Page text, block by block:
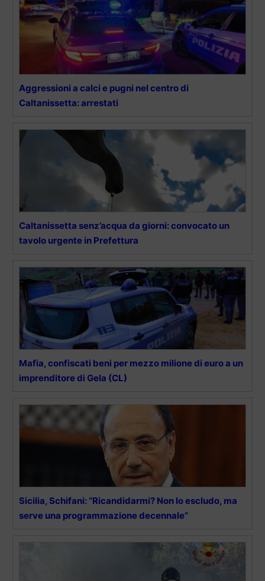
Aggressioni a calci e pugni nel centro di
Caltanissetta: arrestati
Caltanissetta senz’acqua da giorni: convocato un
tavolo urgente in Prefettura
Mafia, confiscati beni per mezzo milione di euro a un
imprenditore di Gela (CL)
Sicilia, Schifani: “Ricandidarmi? Non lo escludo, ma
serve una programmazione decennale”